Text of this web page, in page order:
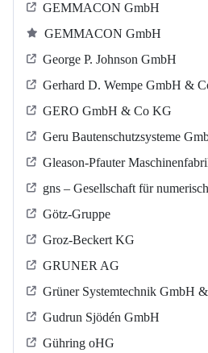
GEMMACON GmbH
GEMMACON GmbH
George P. Johnson GmbH
Gerhard D. Wempe GmbH &
GERO GmbH & Co KG
Geru Bautenschutzsysteme
Gleason-Pfauter
gns – Gesellschaft für
Götz-Gruppe
Groz-Beckert KG
GRUNER AG
Grüner Systemtechnik GmbH
Gudrun Sjödén GmbH
Gühring oHG